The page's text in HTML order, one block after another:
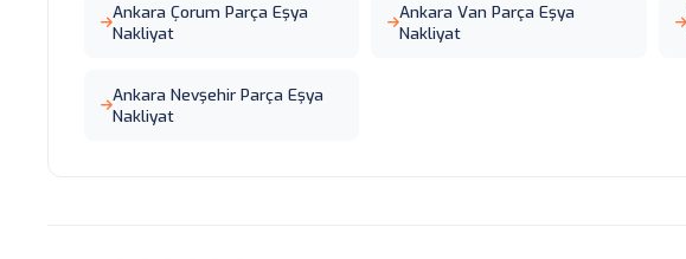
Ankara Çorum Parça Eşya
Nakliyat
Ankara Van Parça Eşya
Nakliyat
Ankara Nevşehir Parça Eşya
Nakliyat